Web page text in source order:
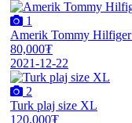
1
Amerik Tommy
80,000₮
2021-12-22
2
Turk plaj size XL
120,000₮